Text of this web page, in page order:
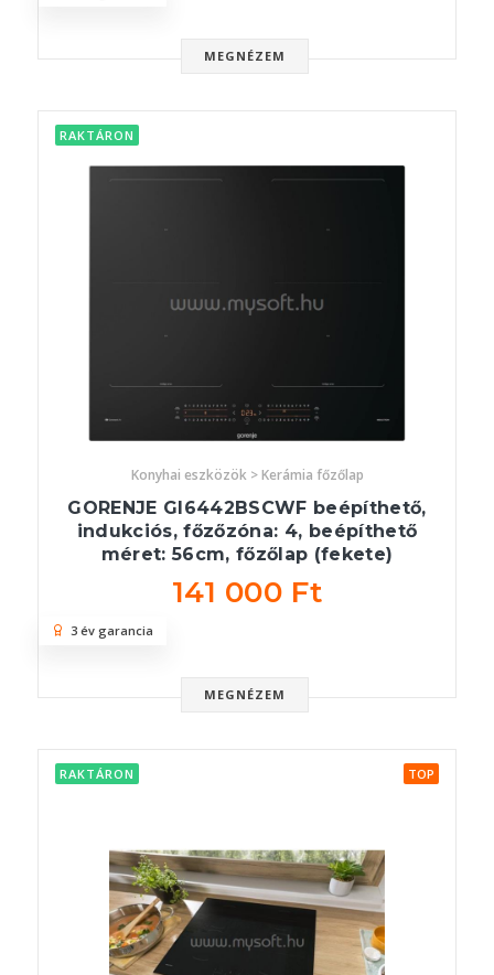
MEGNÉZEM
RAKTÁRON
Konyhai eszközök > Kerámia főzőlap
GORENJE GI6442BSCWF beépíthető,
indukciós, főzőzóna: 4, beépíthető
méret: 56cm, főzőlap (fekete)
141 000 Ft
MEGNÉZEM
3 év garancia
RAKTÁRON TOP